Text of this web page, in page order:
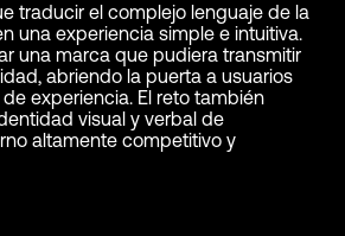
traducir el complejo lenguaje de la
una experiencia simple e intuitiva.
una marca que pudiera transmitir
abriendo la puerta a usuarios
experiencia. El reto también
visual y verbal de
altamente competitivo y